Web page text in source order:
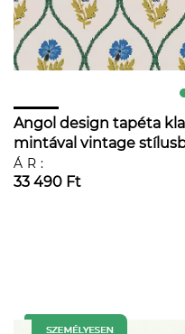
Angol design tapéta
mintával vintage
ÁR:
33 490 Ft